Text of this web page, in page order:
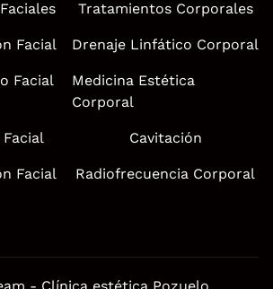
Facial
Facial
Facial
Tratamientos Corporales
Drenaje Linfático Corporal
Medicina Estética
Corporal
Cavitación
Radiofrecuencia Corporal